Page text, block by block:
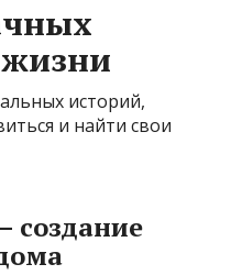
жизни
историй,
и найти свои
создание